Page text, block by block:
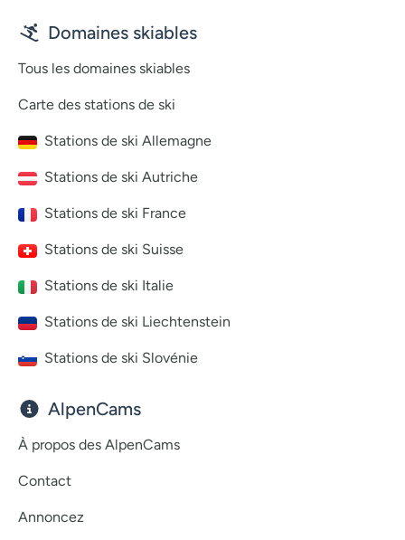
Domaines skiables
Tous les domaines skiables
Carte des stations de ski
Stations de ski Allemagne
Stations de ski Autriche
Stations de ski France
Stations de ski Suisse
Stations de ski Italie
Stations de ski Liechtenstein
Stations de ski Slovénie
AlpenCams
À propos des AlpenCams
Contact
Annoncez